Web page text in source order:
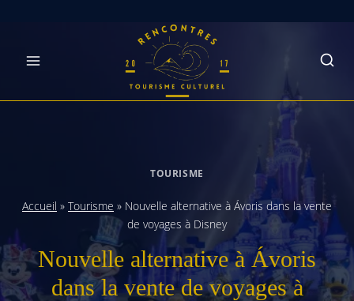
TOURISME
Accueil » Tourisme » Nouvelle alternative à Ávoris dans la vente
de voyages à Disney
Nouvelle alternative à Ávoris
dans la vente de voyages à